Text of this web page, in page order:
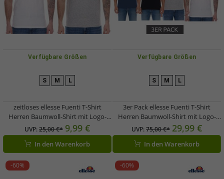
Verfügbare Größen
S M L
zeitloses ellesse Fuenti T-Shirt
Herren Baumwoll-Shirt mit Logo-
Print Sport-Shirt SHP16469 Grau
oder Weiß
UVP:25,00 €* 9,99 €
In den Warenkorb
Verfügbare Größen
S M L
3er Pack ellesse Fuenti T-Shirt
Herren Baumwoll-Shirt mit Logo-
Print Sport-Shirt SHP16469 in
Schwarz, Weiß, Blau oder Grau
UVP:75,00 €* 29,99 €
In den Warenkorb
-60% -60%